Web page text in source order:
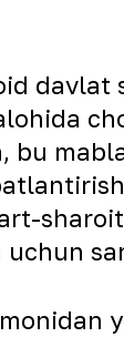
davlat
bu